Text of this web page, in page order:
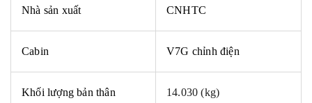
Nhà sản xuất CNHTC
Cabin V7G chỉnh điện
Khối lượng bản thân 14.030 (kg)